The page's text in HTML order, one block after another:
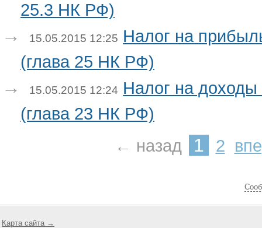
25.3 НК РФ)
15.05.2015 12:25 Налог на
(глава 25 НК РФ)
15.05.2015 12:24 Налог на
(глава 23 НК РФ)
← назад
1 2
Карта сайта →